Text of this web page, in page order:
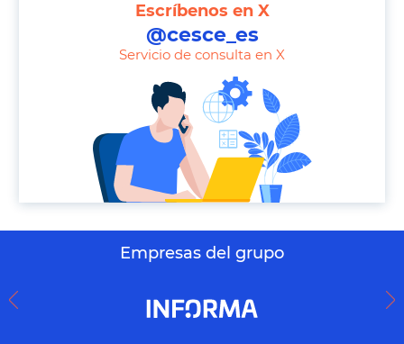
Escríbenos en X
@cesce_es
Servicio de consulta en X
Empresas del grupo